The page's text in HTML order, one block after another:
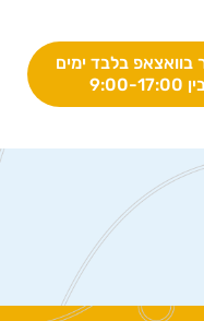
בוואצאפ בלבד ימים